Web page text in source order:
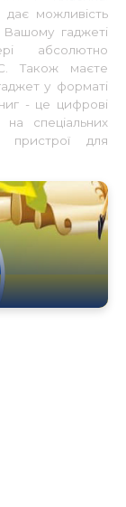
можливість
Вашому гаджеті
абсолютно
Також маєте
у форматі
- це цифрові
спеціальних
пристрої для